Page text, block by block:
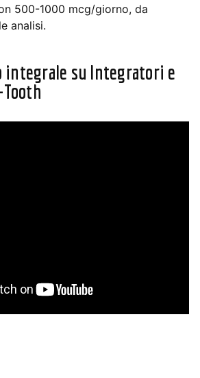
500-1000 mcg/giorno, da
analisi.
integrale su Integratori e